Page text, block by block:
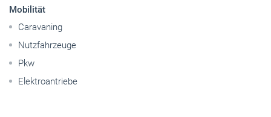
Mobilität
Caravaning
Nutzfahrzeuge
Pkw
Elektroantriebe